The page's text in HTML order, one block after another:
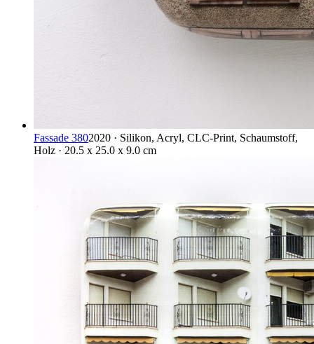
Fassade 3802020 · Silikon, Acryl, CLC-Print, Schaumstoff,
Holz · 20.5 x 25.0 x 9.0 cm